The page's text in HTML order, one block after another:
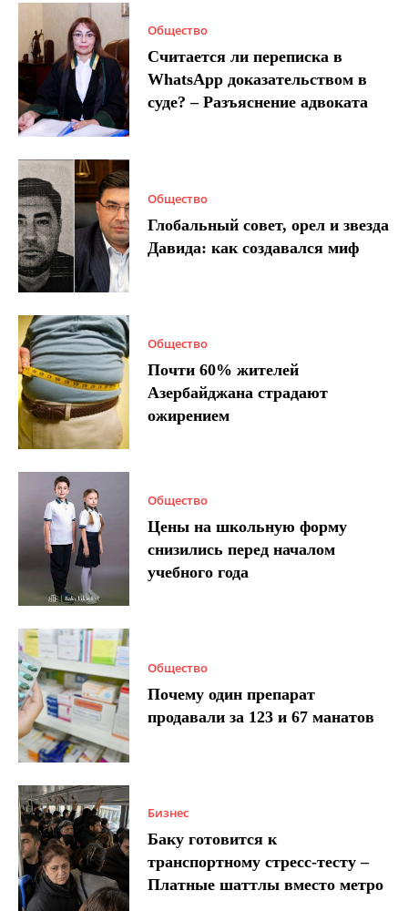
Общество
Считается ли переписка в
WhatsApp доказательством в
суде? – Разъяснение адвоката
Общество
Глобальный совет, орел и звезда
Давида: как создавался миф
Общество
Почти 60% жителей
Азербайджана страдают
ожирением
Общество
Цены на школьную форму
снизились перед началом
учебного года
Общество
Почему один препарат
продавали за 123 и 67 манатов
Бизнес
Баку готовится к
транспортному стресс-тесту –
Платные шаттлы вместо метро